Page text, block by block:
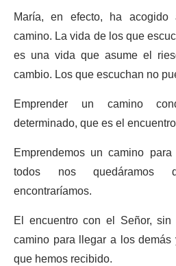
María, en efecto, ha
camino. La vida de los que
es una vida que asume el
cambio. Los que escuchan no
Emprender un camino
determinado, que es el
Emprendemos un camino
todos nos quedáramos
encontraríamos.
El encuentro con el Señor,
camino para llegar a los
que hemos recibido.